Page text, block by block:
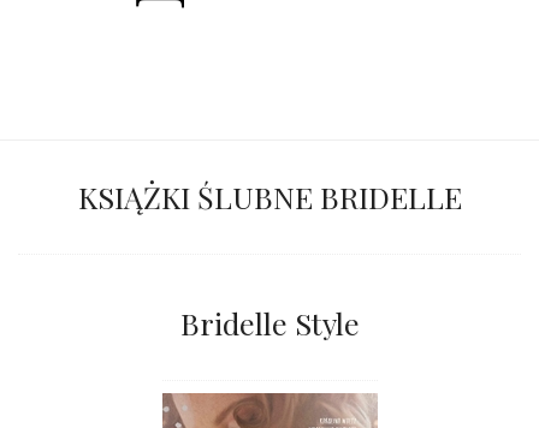
KSIĄŻKI ŚLUBNE BRIDELLE
Bridelle Style